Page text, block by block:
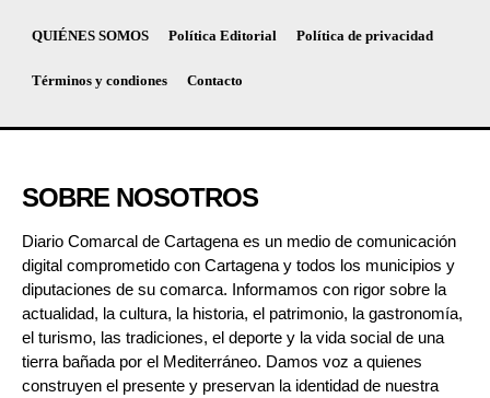
QUIÉNES SOMOS Política Editorial Política de privacidad
Términos y condiones Contacto
SOBRE NOSOTROS
Diario Comarcal de Cartagena es un medio de comunicación
digital comprometido con Cartagena y todos los municipios y
diputaciones de su comarca. Informamos con rigor sobre la
actualidad, la cultura, la historia, el patrimonio, la gastronomía,
el turismo, las tradiciones, el deporte y la vida social de una
tierra bañada por el Mediterráneo. Damos voz a quienes
construyen el presente y preservan la identidad de nuestra